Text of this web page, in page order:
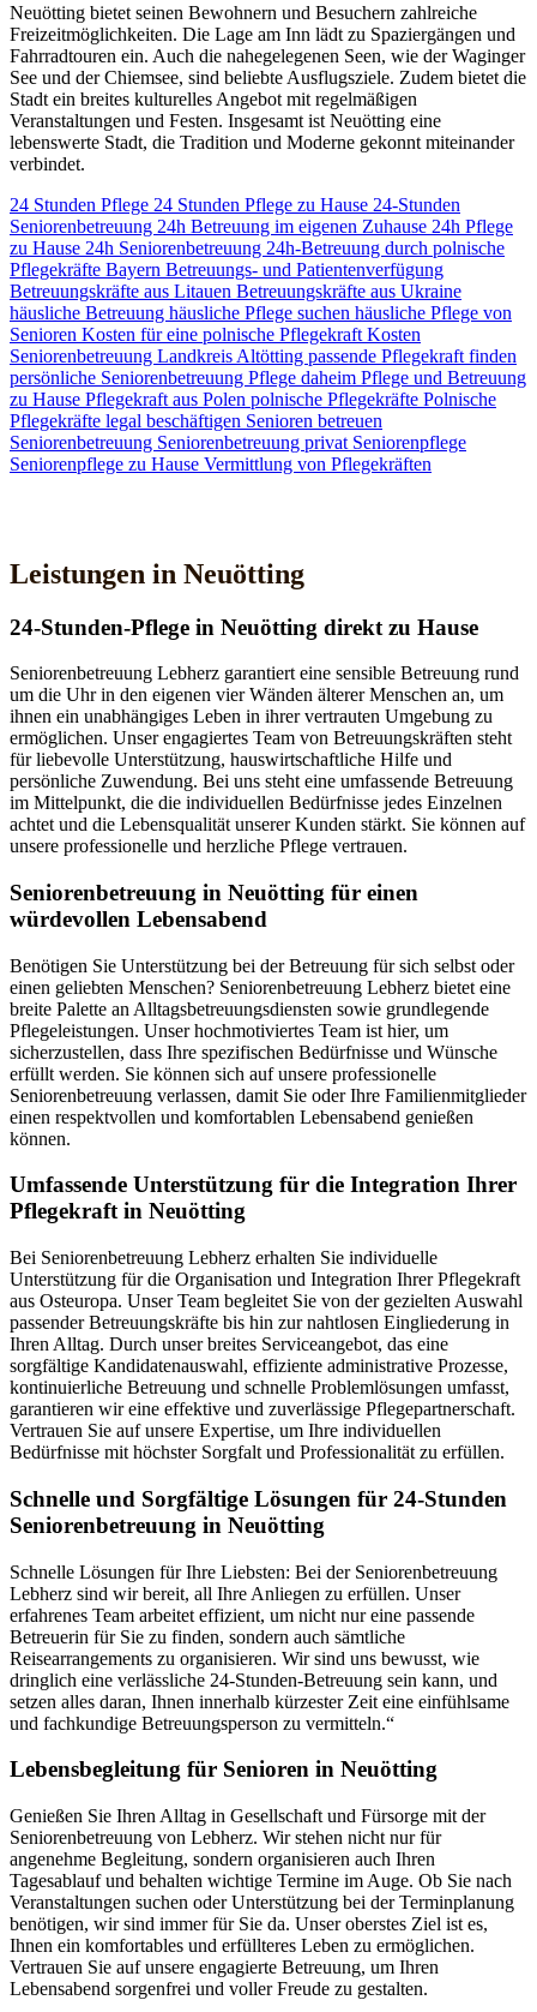
Neuötting bietet seinen Bewohnern und Besuchern zahlreiche
Freizeitmöglichkeiten. Die Lage am Inn lädt zu Spaziergängen und
Fahrradtouren ein. Auch die nahegelegenen Seen, wie der Waginger
See und der Chiemsee, sind beliebte Ausflugsziele. Zudem bietet die
Stadt ein breites kulturelles Angebot mit regelmäßigen
Veranstaltungen und Festen. Insgesamt ist Neuötting eine
lebenswerte Stadt, die Tradition und Moderne gekonnt miteinander
verbindet.
24 Stunden Pflege 24 Stunden Pflege zu Hause 24-Stunden
Seniorenbetreuung 24h Betreuung im eigenen Zuhause 24h Pflege
zu Hause 24h Seniorenbetreuung 24h-Betreuung durch polnische
Pflegekräfte Bayern Betreuungs- und Patientenverfügung
Betreuungskräfte aus Litauen Betreuungskräfte aus Ukraine
häusliche Betreuung häusliche Pflege suchen häusliche Pflege von
Senioren Kosten für eine polnische Pflegekraft Kosten
Seniorenbetreuung Landkreis Altötting passende Pflegekraft finden
persönliche Seniorenbetreuung Pflege daheim Pflege und Betreuung
zu Hause Pflegekraft aus Polen polnische Pflegekräfte Polnische
Pflegekräfte legal beschäftigen Senioren betreuen
Seniorenbetreuung Seniorenbetreuung privat Seniorenpflege
Seniorenpflege zu Hause Vermittlung von Pflegekräften
Leistungen in Neuötting
24-Stunden-Pflege in Neuötting direkt zu Hause
Seniorenbetreuung Lebherz garantiert eine sensible Betreuung rund
um die Uhr in den eigenen vier Wänden älterer Menschen an, um
ihnen ein unabhängiges Leben in ihrer vertrauten Umgebung zu
ermöglichen. Unser engagiertes Team von Betreuungskräften steht
für liebevolle Unterstützung, hauswirtschaftliche Hilfe und
persönliche Zuwendung. Bei uns steht eine umfassende Betreuung
im Mittelpunkt, die die individuellen Bedürfnisse jedes Einzelnen
achtet und die Lebensqualität unserer Kunden stärkt. Sie können auf
unsere professionelle und herzliche Pflege vertrauen.
Senioren­betreuung in Neuötting für einen
würdevollen Lebensabend
Benötigen Sie Unterstützung bei der Betreuung für sich selbst oder
einen geliebten Menschen? Seniorenbetreuung Lebherz bietet eine
breite Palette an Alltagsbetreuungsdiensten sowie grundlegende
Pflegeleistungen. Unser hochmotiviertes Team ist hier, um
sicherzustellen, dass Ihre spezifischen Bedürfnisse und Wünsche
erfüllt werden. Sie können sich auf unsere professionelle
Seniorenbetreuung verlassen, damit Sie oder Ihre Familienmitglieder
einen respektvollen und komfortablen Lebensabend genießen
können.
Umfassende Unterstützung für die Integration Ihrer
Pflegekraft in Neuötting
Bei Seniorenbetreuung Lebherz erhalten Sie individuelle
Unterstützung für die Organisation und Integration Ihrer Pflegekraft
aus Osteuropa. Unser Team begleitet Sie von der gezielten Auswahl
passender Betreuungskräfte bis hin zur nahtlosen Eingliederung in
Ihren Alltag. Durch unser breites Serviceangebot, das eine
sorgfältige Kandidatenauswahl, effiziente administrative Prozesse,
kontinuierliche Betreuung und schnelle Problemlösungen umfasst,
garantieren wir eine effektive und zuverlässige Pflegepartnerschaft.
Vertrauen Sie auf unsere Expertise, um Ihre individuellen
Bedürfnisse mit höchster Sorgfalt und Professionalität zu erfüllen.
Schnelle und Sorgfältige Lösungen für 24-Stunden
Seniorenbetreuung in Neuötting
Schnelle Lösungen für Ihre Liebsten: Bei der Seniorenbetreuung
Lebherz sind wir bereit, all Ihre Anliegen zu erfüllen. Unser
erfahrenes Team arbeitet effizient, um nicht nur eine passende
Betreuerin für Sie zu finden, sondern auch sämtliche
Reisearrangements zu organisieren. Wir sind uns bewusst, wie
dringlich eine verlässliche 24-Stunden-Betreuung sein kann, und
setzen alles daran, Ihnen innerhalb kürzester Zeit eine einfühlsame
und fachkundige Betreuungsperson zu vermitteln.“
Lebensbegleitung für Senioren in Neuötting
Genießen Sie Ihren Alltag in Gesellschaft und Fürsorge mit der
Seniorenbetreuung von Lebherz. Wir stehen nicht nur für
angenehme Begleitung, sondern organisieren auch Ihren
Tagesablauf und behalten wichtige Termine im Auge. Ob Sie nach
Veranstaltungen suchen oder Unterstützung bei der Terminplanung
benötigen, wir sind immer für Sie da. Unser oberstes Ziel ist es,
Ihnen ein komfortables und erfüllteres Leben zu ermöglichen.
Vertrauen Sie auf unsere engagierte Betreuung, um Ihren
Lebensabend sorgenfrei und voller Freude zu gestalten.